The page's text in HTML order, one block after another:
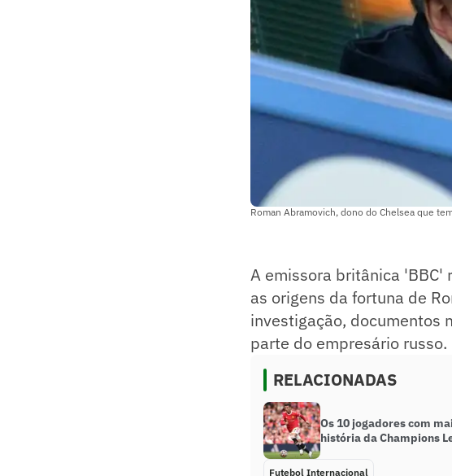
Roman Abramovich, dono do Chelsea que
A emissora britânica 'BBC'
as origens da fortuna de
investigação, documentos
parte do empresário russo.
RELACIONADAS
Os 10 jogadores com
história da Champions
Futebol Internacional